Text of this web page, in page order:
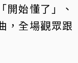
開始懂了」、
，全場觀眾跟